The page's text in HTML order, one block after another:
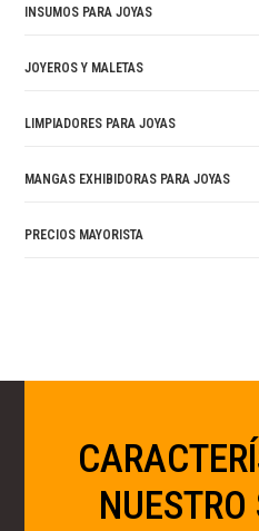
INSUMOS PARA JOYAS
JOYEROS Y MALETAS
LIMPIADORES PARA JOYAS
MANGAS EXHIBIDORAS PARA JOYAS
PRECIOS MAYORISTA
NUESTRO